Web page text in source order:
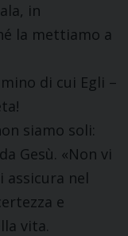
in
la mettiamo a
di cui Egli –
siamo soli:
Gesù. «Non vi
assicura nel
e
vita.